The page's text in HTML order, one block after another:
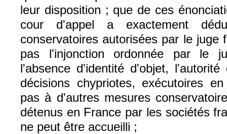
leur disposition ; que de ces
cour d'appel a exactement
conservatoires autorisées par le juge
pas l'injonction ordonnée par le
l'absence d'identité d'objet,
décisions chypriotes, exécutoires
pas à d'autres mesures
détenus en France par les sociétés
ne peut être accueilli ;